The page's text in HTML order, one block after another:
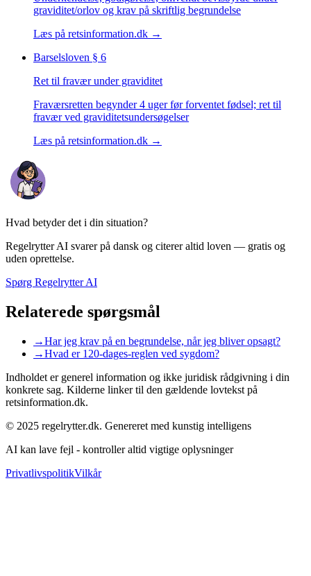
graviditet/orlov og krav på skriftlig begrundelse
Læs på retsinformation.dk →
Barselsloven § 6
Ret til fravær under graviditet
Fraværsretten begynder 4 uger før forventet fødsel; ret til
fravær ved graviditetsundersøgelser
Læs på retsinformation.dk →
Hvad betyder det i din situation?
Regelrytter AI svarer på dansk og citerer altid loven — gratis og
uden oprettelse.
Spørg Regelrytter AI
Relaterede spørgsmål
→Har jeg krav på en begrundelse, når jeg bliver opsagt?
→Hvad er 120-dages-reglen ved sygdom?
Indholdet er generel information og ikke juridisk rådgivning i din
konkrete sag. Kilderne linker til den gældende lovtekst på
retsinformation.dk.
© 2025 regelrytter.dk. Genereret med kunstig intelligens
AI kan lave fejl - kontroller altid vigtige oplysninger
PrivatlivspolitikVilkår